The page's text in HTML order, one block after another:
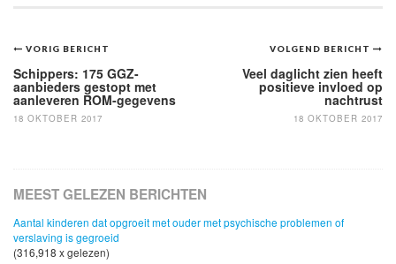
Bericht
navigatie
VOLGEND BERICHT
Veel daglicht zien heeft
positieve invloed op
nachtrust
18 OKTOBER 2017
VORIG BERICHT
Schippers: 175 GGZ-
aanbieders gestopt met
aanleveren ROM-gegevens
18 OKTOBER 2017
MEEST GELEZEN BERICHTEN
Aantal kinderen dat opgroeit met ouder met psychische problemen of
verslaving is gegroeid
(316,918 x gelezen)